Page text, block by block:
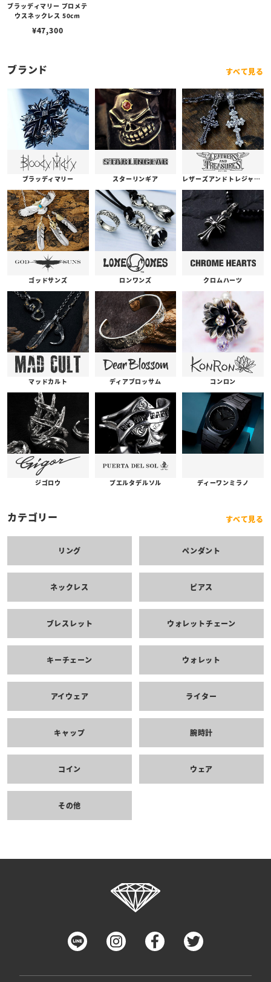
ブラッディマリー プロメテ
ウスネックレス 50cm
¥47,300
ブランド すべて見る
ブラッディマリー スターリンギア レザーズアンドトレジャーズ
ゴッドサンズ ロンワンズ クロムハーツ
マッドカルト ディアブロッサム コンロン
ジゴロウ プエルタデルソル ディーワンミラノ
カテゴリー すべて見る
リング ペンダント
ネックレス ピアス
ブレスレット ウォレットチェーン
キーチェーン ウォレット
アイウェア ライター
キャップ 腕時計
コイン ウェア
その他